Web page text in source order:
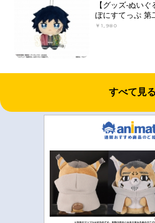
【グッズ-ぬい
ぽにすてっぷ 第
￥1,980
すべて見る